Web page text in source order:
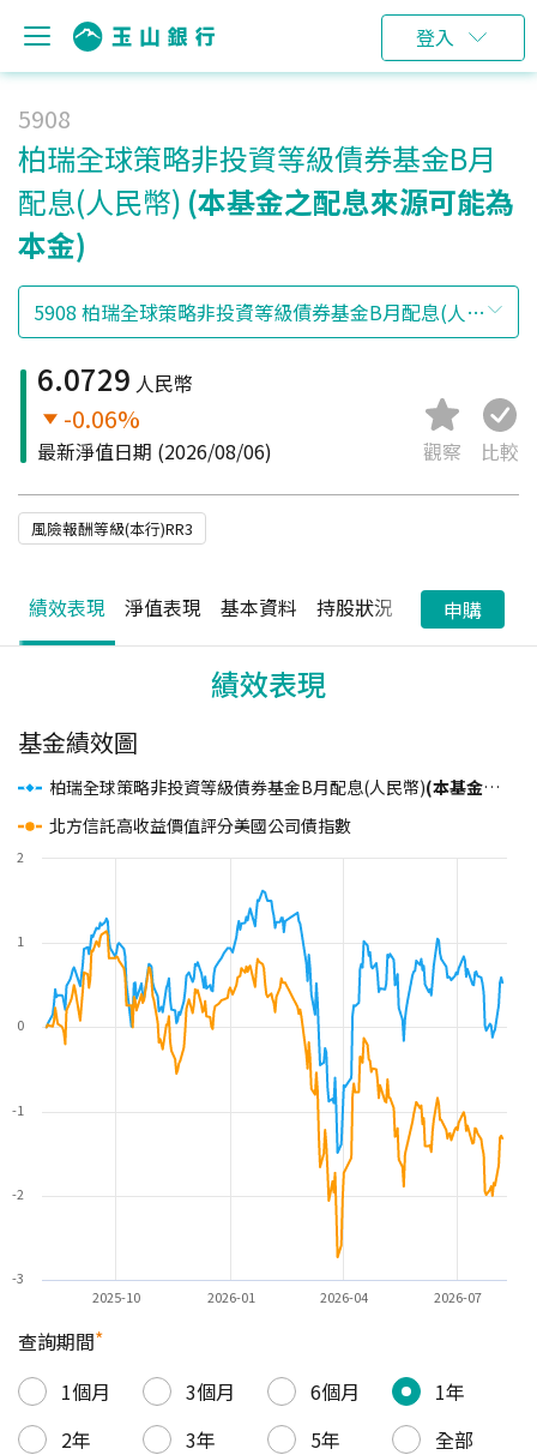
登入
5908
柏瑞全球策略非投資等級債券基金B月
配息(人民幣) (本基金之配息來源可能為
本金)
6.0729 人民幣
-0.06%
最新淨值日期 (2026/08/06) 觀察 比較
風險報酬等級(本行)RR3
績效表現 淨值表現 基本資料 持股狀況 配息狀況
申購
績效表現
基金績效圖
柏瑞全球策略非投資等級債券基金B月配息(人民幣)(本基金之配息來源可能為本金)
北方信託高收益價值評分美國公司債指數
2025-10 2026-01 2026-04 2026-07
-3
-2
-1
0
1
2
查詢期間*
1個月
3個月 6個月
1年
2年
3年 5年
全部